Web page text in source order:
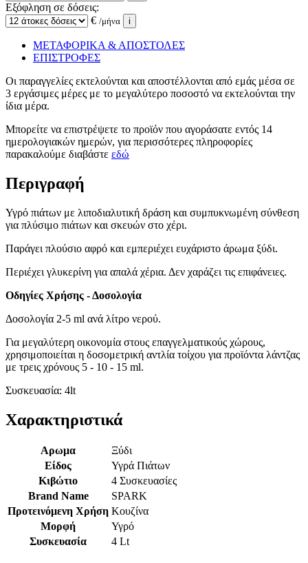
Εξόφληση σε δόσεις:
€ /μήνα i
ΜΕΤΑΦΟΡΙΚΑ & ΑΠΟΣΤΟΛΕΣ
ΕΠΙΣΤΡΟΦΕΣ
Οι παραγγελίες εκτελούνται και αποστέλλονται από εμάς μέσα σε
3 εργάσιμες μέρες με το μεγαλύτερο ποσοστό να εκτελούνται την
ίδια μέρα.
Μπορείτε να επιστρέψετε το προϊόν που αγοράσατε εντός 14
ημερολογιακών ημερών, για περισσότερες πληροφορίες
παρακαλούμε διαβάστε εδώ
Περιγραφή
Υγρό πιάτων με λιποδιαλυτική δράση και συμπυκνωμένη σύνθεση
για πλύσιμο πιάτων και σκευών στο χέρι.
Παράγει πλούσιο αφρό και εμπεριέχει ευχάριστο άρωμα ξύδι.
Περιέχει γλυκερίνη για απαλά χέρια. Δεν χαράζει τις επιφάνειες.
Οδηγίες Χρήσης - Δοσολογία
Δοσολογία 2-5 ml ανά λίτρο νερού.
Για μεγαλύτερη οικονομία στους επαγγελματικούς χώρους,
χρησιμοποιείται η δοσομετρική αντλία τοίχου για προϊόντα λάντζας
με τρεις χρόνους 5 - 10 - 15 ml.
Συσκευασία: 4lt
Χαρακτηριστικά
Αρωμα
Ξύδι
Είδος
Υγρά Πιάτων
Κιβώτιο
4 Συσκευασίες
Brand Name
SPARK
Προτεινόμενη Χρήση Κουζίνα
Μορφή
Υγρό
Συσκευασία
4 Lt